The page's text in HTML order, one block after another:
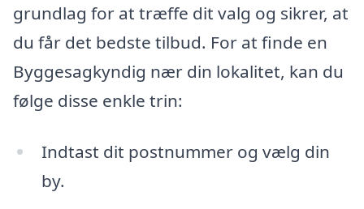
grundlag for at træffe dit valg og sikrer, at
du får det bedste tilbud. For at finde en
Byggesagkyndig nær din lokalitet, kan du
følge disse enkle trin:
Indtast dit postnummer og vælg din
by.